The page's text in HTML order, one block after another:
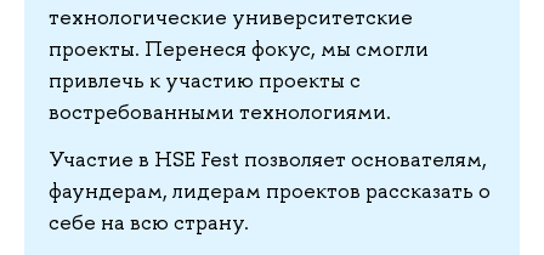
технологические университетские
проекты. Перенеся фокус, мы смогли
привлечь к участию проекты с
востребованными технологиями.
Участие в HSE Fest позволяет основателям,
фаундерам, лидерам проектов рассказать о
себе на всю страну.